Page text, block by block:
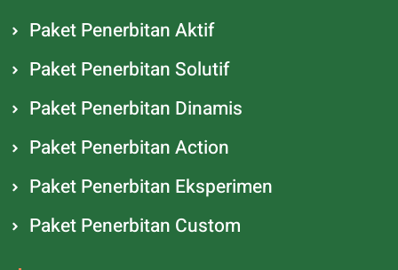
Paket Penerbitan Aktif
Paket Penerbitan Solutif
Paket Penerbitan Dinamis
Paket Penerbitan Action
Paket Penerbitan Eksperimen
Paket Penerbitan Custom